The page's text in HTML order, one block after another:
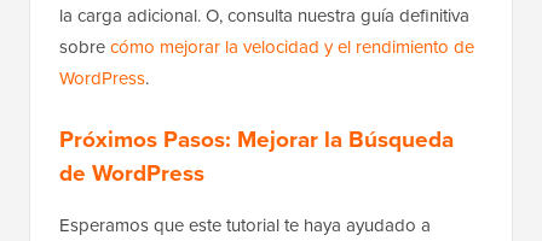
la carga adicional. O, consulta nuestra guía definitiva
sobrecómo mejorar la velocidad y el rendimiento de
WordPress.
Próximos Pasos: Mejorar la Búsqueda
de WordPress
Esperamos que este tutorial te haya ayudado a